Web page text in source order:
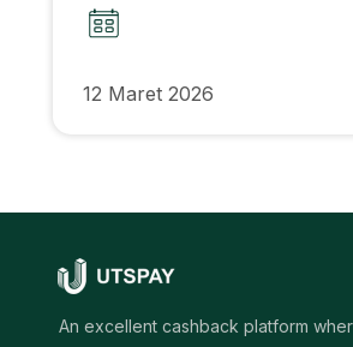
12 Maret 2026
An excellent cashback platform